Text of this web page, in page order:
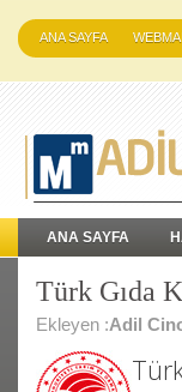
ANA SAYFA
ANA SAYFA
Türk Gıda
Ekleyen :Adil